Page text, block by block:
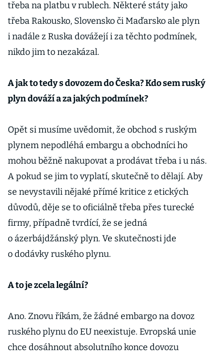
třeba na platbu v rublech. Některé státy jako
třeba Rakousko, Slovensko či Maďarsko ale plyn
i nadále z Ruska dovážejí i za těchto podmínek,
nikdo jim to nezakázal.
A jak to tedy s dovozem do Česka? Kdo sem ruský
plyn dováží a za jakých podmínek?
Opět si musíme uvědomit, že obchod s ruským
plynem nepodléhá embargu a obchodníci ho
mohou běžně nakupovat a prodávat třeba i u nás.
A pokud se jim to vyplatí, skutečně to dělají. Aby
se nevystavili nějaké přímé kritice z etických
důvodů, děje se to oficiálně třeba přes turecké
firmy, případně tvrdící, že se jedná
o ázerbájdžánský plyn. Ve skutečnosti jde
o dodávky ruského plynu.
A to je zcela legální?
Ano. Znovu říkám, že žádné embargo na dovoz
ruského plynu do EU neexistuje. Evropská unie
chce dosáhnout absolutního konce dovozu